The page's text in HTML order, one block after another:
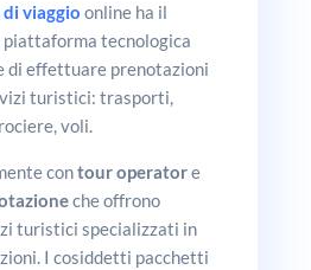
viaggio online ha il
piattaforma tecnologica
di effettuare prenotazioni
turistici: trasporti,
voli.
contour operatore
che offrono
turistici specializzati in
I cosiddetti pacchetti